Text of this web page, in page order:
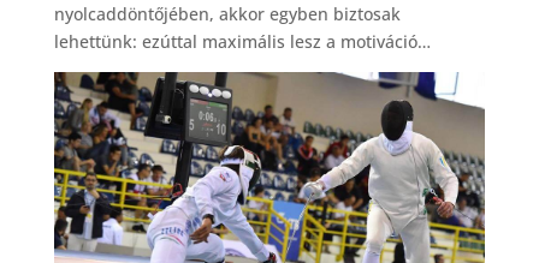
nyolcaddöntőjében, akkor egyben biztosak
lehettünk: ezúttal maximális lesz a motiváció…